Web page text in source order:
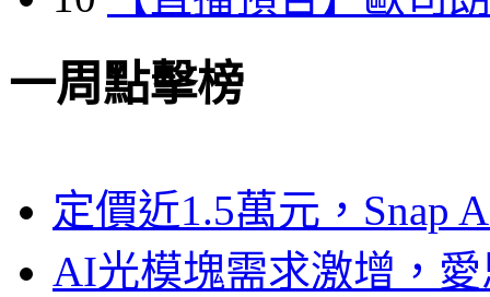
一周點擊榜
定價近1.5萬元，Snap
AI光模塊需求激增，